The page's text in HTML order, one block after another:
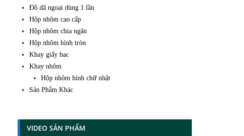
Đồ dã ngoại dùng 1 lần
Hộp nhôm cao cấp
Hộp nhôm chia ngăn
Hộp nhôm hình tròn
Khay giấy bạc
Khay nhôm
Hộp nhôm hình chữ nhật
Sản Phẩm Khác
VIDEO SẢN PHẨM